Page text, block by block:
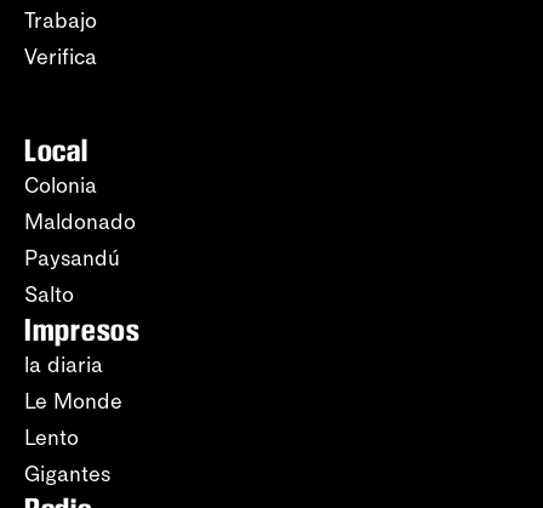
Trabajo
Verifica
Local
Colonia
Maldonado
Paysandú
Salto
Impresos
la diaria
Le Monde
Lento
Gigantes